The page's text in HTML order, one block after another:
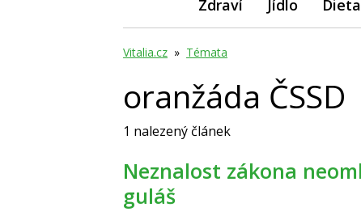
Zdraví Jídlo Dieta
Vitalia.cz » Témata
oranžáda ČSSD
1 nalezený článek
Neznalost zákona neomlouvá - ani volební oranžádu či
guláš